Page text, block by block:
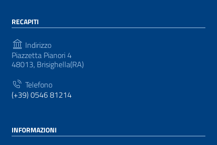
RECAPITI
Indirizzo
Piazzetta Pianori 4
48013, Brisighella(RA)
Telefono
(+39) 0546 81214
INFORMAZIONI